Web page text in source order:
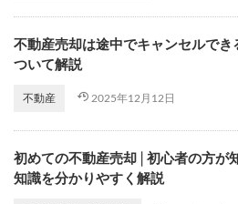
不動産売却は途中でキャンセルでき
ついて解説
不動産 2025年12月12日
初めての不動産売却│初心者の方が
知識を分かりやすく解説